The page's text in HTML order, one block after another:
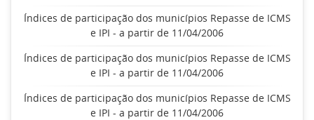
Índices de participação dos municípios Repasse de ICMS
e IPI - a partir de 11/04/2006
Índices de participação dos municípios Repasse de ICMS
e IPI - a partir de 11/04/2006
Índices de participação dos municípios Repasse de ICMS
e IPI - a partir de 11/04/2006